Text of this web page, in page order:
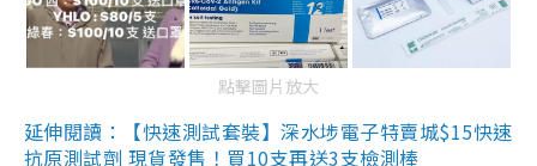
點擊圖片放大
延伸閱讀：【快速測試套裝】深水埗電子特賣城$15快速
抗原測試劑 現貨發售！買10支再送3支檢測棒